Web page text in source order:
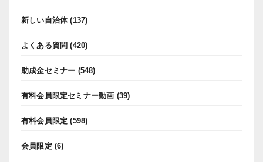
新しい自治体(137)
よくある質問 (420)
助成金セミナー (548)
有料会員限定セミナー動画 (39)
有料会員限定 (598)
会員限定 (6)